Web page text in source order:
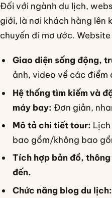
Đối với ngành du lịch,
giới, là nơi khách hàng lên
chuyến đi mơ ước.
Giao diện sống động,
ảnh, video về các điểm
Hệ thống tìm kiếm và
máy bay: Đơn giản,
Mô tả chi tiết tour:
bao gồm/không bao
Tích hợp bản đồ,
đến.
Chức năng blog du lịch: